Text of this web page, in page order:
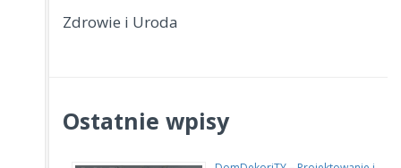
Zdrowie i Uroda
Ostatnie wpisy